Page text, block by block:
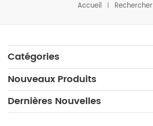
Accueil Rechercher
Catégories
Nouveaux Produits
Dernières Nouvelles